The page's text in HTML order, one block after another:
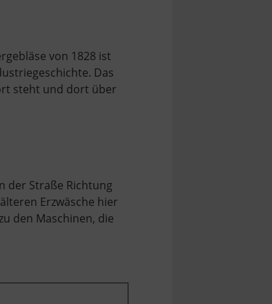
von 1828 ist
Das
steht und dort über
der Straße Richtung
Erzwäsche hier
den Maschinen, die